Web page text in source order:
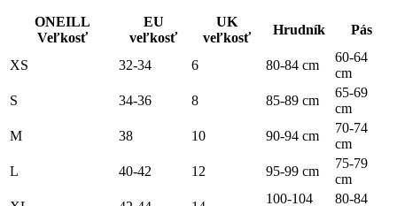
ONEILL
Veľkosť
EU
veľkosť
UK
veľkosť
Hrudník Pás
XS 32-34 6 80-84 cm
60-64
cm
S
34-36 8 85-89 cm
65-69
cm
M
38 10 90-94 cm
70-74
cm
L
40-42 12 95-99 cm
75-79
cm
100-104
80-84